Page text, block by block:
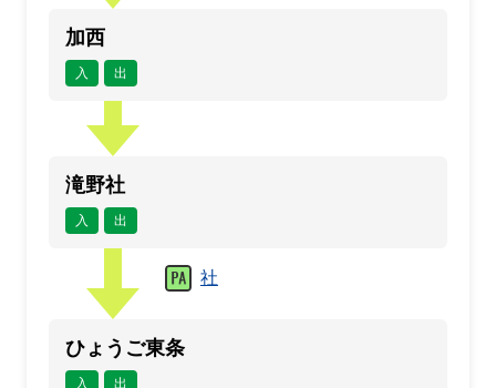
加西
入 出
滝野社
入 出
社
ひょうご東条
入 出